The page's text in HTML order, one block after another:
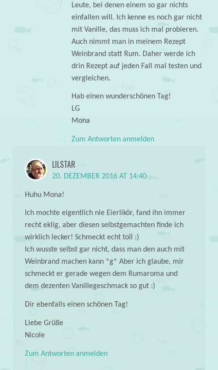
Leute, bei denen einem so gar nichts
einfallen will. Ich kenne es noch gar nicht
mit Vanille, das muss ich mal probieren.
Auch nimmt man in meinem Rezept
Weinbrand statt Rum. Daher werde ich
drin Rezept auf jeden Fall mal testen und
vergleichen.
Hab einen wunderschönen Tag!
LG
Mona
Zum Antworten anmelden
LILSTAR
20. DEZEMBER 2016 AT 14:40
Huhu Mona!
Ich mochte eigentlich nie Eierlikör, fand ihn immer
recht eklig, aber diesen selbstgemachten finde ich
wirklich lecker! Schmeckt echt toll :)
Ich wusste selbst gar nicht, dass man den auch mit
Weinbrand machen kann *g* Aber ich glaube, mir
schmeckt er gerade wegen dem Rumaroma und
dem dezenten Vanillegeschmack so gut :)
Dir ebenfalls einen schönen Tag!
Liebe Grüße
Nicole
Zum Antworten anmelden